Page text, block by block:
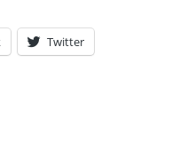
Twitter